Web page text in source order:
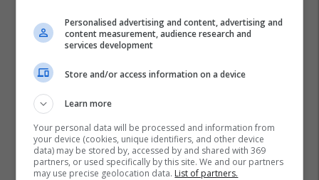
Personalised advertising and content, advertising and
content measurement, audience research and
services development
Store and/or access information on a device
Learn more
Your personal data will be processed and information from
your device (cookies, unique identifiers, and other device
data) may be stored by, accessed by and shared with 369
partners, or used specifically by this site. We and our partners
may use precise geolocation data. List of partners.